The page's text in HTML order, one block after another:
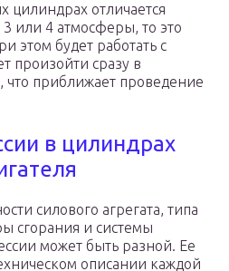
цилиндрах отличается
или 4 атмосферы, то это
этом будет работать с
произойти сразу в
что приближает проведение
в цилиндрах
силового агрегата, типа
сгорания и системы
может быть разной. Ее
описании каждой